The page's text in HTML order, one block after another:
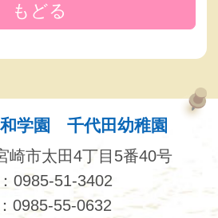
もどる
学園 千代田幼稚園
崎市太田4丁目5番40号
0985-51-3402
0985-55-0632